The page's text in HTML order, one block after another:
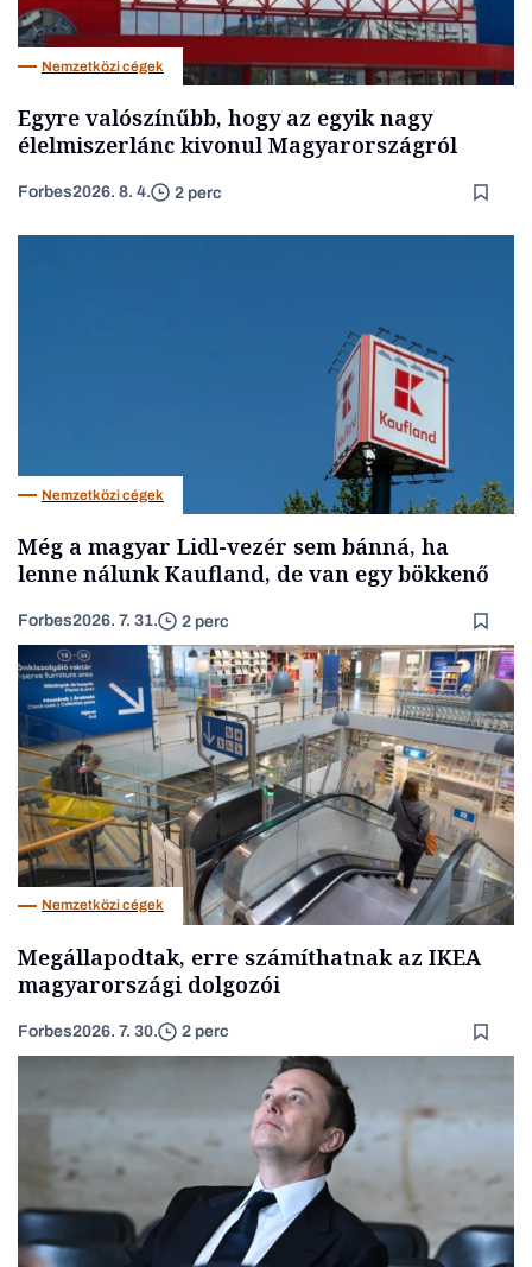
Nemzetközi cégek
Egyre valószínűbb, hogy az egyik nagy
élelmiszerlánc kivonul Magyarországról
Forbes2026. 8. 4. 2 perc
Nemzetközi cégek
Még a magyar Lidl-vezér sem bánná, ha
lenne nálunk Kaufland, de van egy bökkenő
Forbes2026. 7. 31. 2 perc
Nemzetközi cégek
Megállapodtak, erre számíthatnak az IKEA
magyarországi dolgozói
Forbes2026. 7. 30. 2 perc